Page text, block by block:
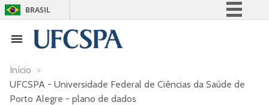
BRASIL
Acesso à informação
Início >
UFCSPA - Universidade Federal de Ciências da Saúde de
Porto Alegre - plano de dados